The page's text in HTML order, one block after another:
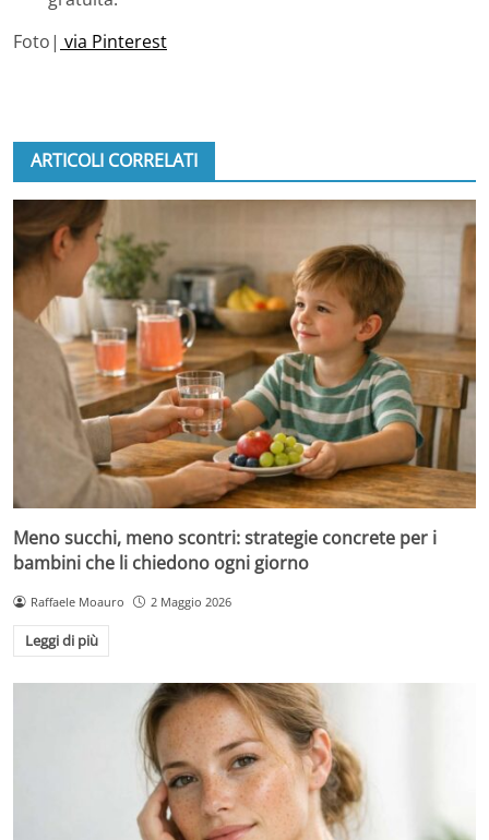
Foto| via Pinterest
ARTICOLI CORRELATI
Meno succhi, meno scontri: strategie concrete per i
bambini che li chiedono ogni giorno
Raffaele Moauro 2 Maggio 2026
Leggi di più